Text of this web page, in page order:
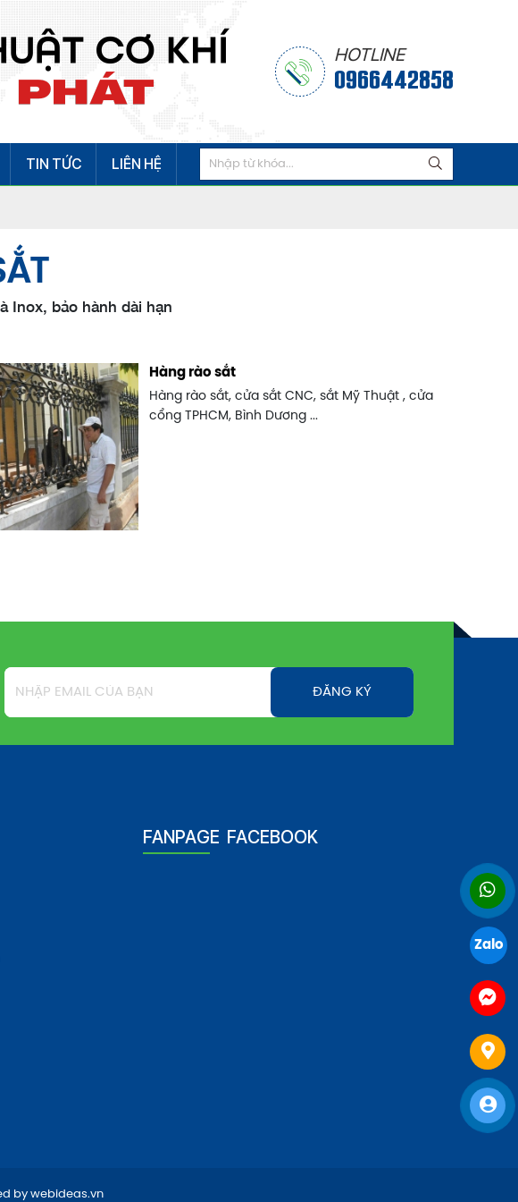
HOTLINE
0966442858
TIN TỨC LIÊN HỆ
Inox, bảo hành dài hạn
Hàng rào sắt
Hàng rào sắt, cửa sắt CNC, sắt Mỹ Thuật , cửa
cổng TPHCM, Bình Dương ...
FANPAGE FACEBOOK
by webideas.vn
Zalo